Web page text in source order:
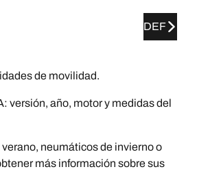
DEF
de movilidad.
versión, año, motor y medidas del
neumáticos de invierno o
más información sobre sus